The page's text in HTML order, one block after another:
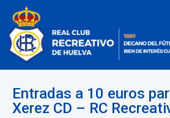
Entradas a 10 euros
Xerez CD – RC